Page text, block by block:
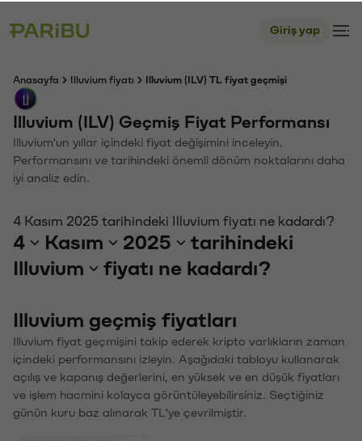
Giriş yap
Anasayfa Illuvium fiyatı Illuvium (ILV) TL fiyat geçmişi
Illuvium (ILV) Geçmiş Fiyat Performansı
Illuvium'un yıllar içindeki fiyat değişimini inceleyin.
Performansını ve tarihindeki önemli dönüm noktalarını daha
iyi analiz edin.
4 Kasım 2025 tarihindeki Illuvium fiyatı ne kadardı?
4 Kasım 2025
tarihindeki
Illuvium
fiyatı ne kadardı?
Illuvium geçmiş fiyatları
Illuvium fiyat geçmişini takip ederek kripto varlıkların zaman
içindeki performansını izleyin. Aşağıdaki tabloyu kullanarak
açılış ve kapanış değerlerini, en yüksek ve en düşük fiyatları
ve işlem hacmini kolayca görüntüleyebilirsiniz. Seçtiğiniz
günün kuru baz alınarak TL'ye çevrilmiştir.